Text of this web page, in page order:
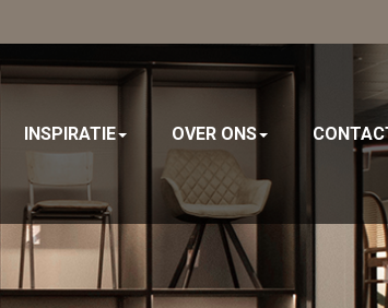
INSPIRATIE OVER ONS